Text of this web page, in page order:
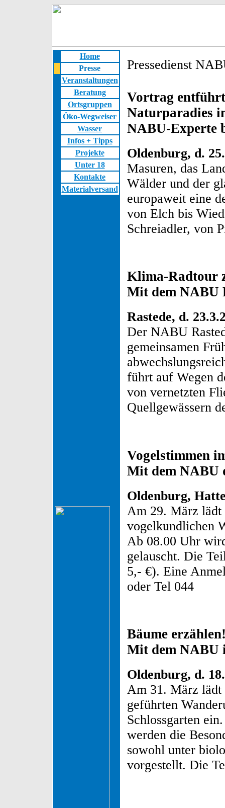
Home
Presse
Veranstaltungen
Beratung
Ortsgruppen
Öko-Wegweiser
Wasser
Infos + Tipps
Projekte
Unter 18
Kontakte
Materialversand
Pressedienst
Vortrag
Naturparadies
NABU-Experte
Oldenburg, d.
Masuren, das
Wälder und der
europaweit eine
von Elch bis
Schreiadler, von
Klima-Radtour
Mit dem NABU
Rastede, d.
Der NABU
gemeinsamen
führt auf Wegen
von vernetzten
Quellgewässern
Vogelstimmen
Mit dem NABU
Oldenburg,
Am 29. März
vogelkundlichen
Ab 08.00 Uhr
gelauscht. Die
5,- €). Eine
oder Tel 044
Bäume
Mit dem NABU
Oldenburg, d.
Am 31. März lädt
geführten
Schlossgarten
werden die
sowohl unter
vorgestellt. Die